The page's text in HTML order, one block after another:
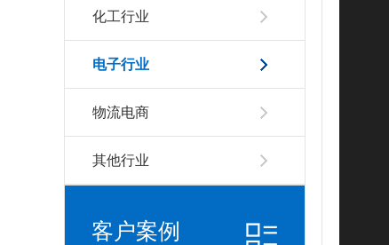
化工行业
电子行业
物流电商
其他行业
客户案例